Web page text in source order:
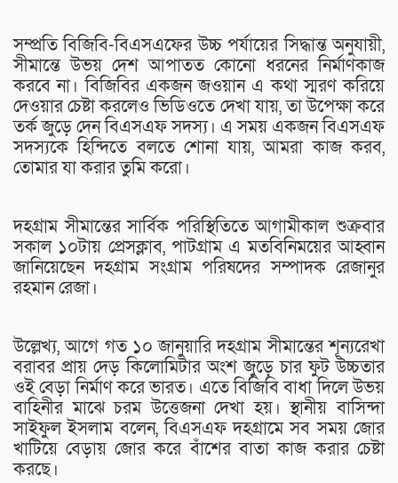
সম্প্রতি বিজিবি-বিএসএফের উচ্চ পর্যায়ের সিদ্ধান্ত অনুযায়ী,
সীমান্তে উভয় দেশ আপাতত কোনো ধরনের নির্মাণকাজ
করবে না। বিজিবির একজন জওয়ান এ কথা স্মরণ করিয়ে
দেওয়ার চেষ্টা করলেও ভিডিওতে দেখা যায়, তা উপেক্ষা করে
তর্ক জুড়ে দেন বিএসএফ সদস্য। এ সময় একজন বিএসএফ
সদস্যকে হিন্দিতে বলতে শোনা যায়, আমরা কাজ করব,
তোমার যা করার তুমি করো।
দহগ্রাম সীমান্তের সার্বিক পরিস্থিতিতে আগামীকাল শুক্রবার
সকাল ১০টায় প্রেসক্লাব, পাটগ্রাম এ মতবিনিময়ের আহ্বান
জানিয়েছেন দহগ্রাম সংগ্রাম পরিষদের সম্পাদক রেজানুর
রহমান রেজা।
উল্লেখ্য, আগে গত ১০ জানুয়ারি দহগ্রাম সীমান্তের শূন্যরেখা
বরাবর প্রায় দেড় কিলোমিটার অংশ জুড়ে চার ফুট উচ্চতার
ওই বেড়া নির্মাণ করে ভারত। এতে বিজিবি বাধা দিলে উভয়
বাহিনীর মাঝে চরম উত্তেজনা দেখা হয়। স্থানীয় বাসিন্দা
সাইফুল ইসলাম বলেন, বিএসএফ দহগ্রামে সব সময় জোর
খাটিয়ে বেড়ায় জোর করে বাঁশের বাতা কাজ করার চেষ্টা
করছে।